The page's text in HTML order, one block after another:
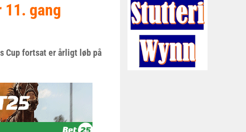
gang
Cup fortsat er årligt løb på